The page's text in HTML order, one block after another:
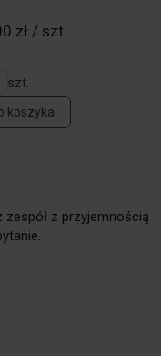
zł / szt.
szt.
koszyka
z przyjemnością